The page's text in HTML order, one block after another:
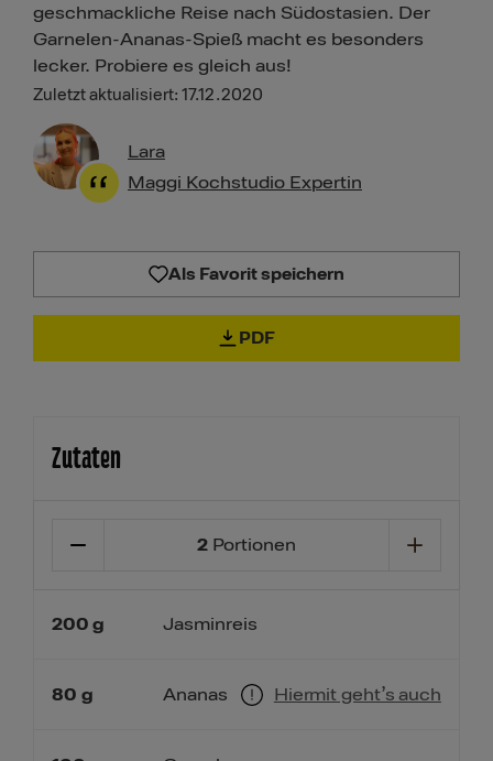
geschmackliche Reise nach Südostasien. Der
Garnelen-Ananas-Spieß macht es besonders
lecker. Probiere es gleich aus!
Zuletzt aktualisiert: 17.12.2020
Lara
Maggi Kochstudio Expertin
Als Favorit speichern
PDF
Zutaten
2 Portionen
200 g
80 g
Jasminreis
Ananas Hiermit geht’s auch